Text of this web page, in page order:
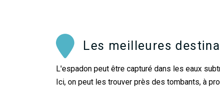
Les meilleures
L'espadon peut être capturé dans les eaux
Ici, on peut les trouver près des tombants, à